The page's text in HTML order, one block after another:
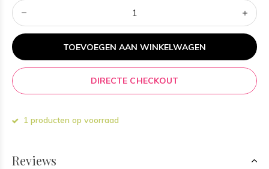
TOEVOEGEN AAN WINKELWAGEN
DIRECTE CHECKOUT
1 producten op voorraad
Reviews